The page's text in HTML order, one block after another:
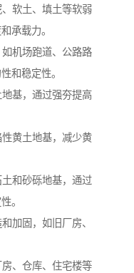
软土、填土等软弱
承载力。
机场跑道、公路路
和稳定性。
基，通过强夯提高
黄土地基，减少黄
和砂砾地基，通过
。
加固，如旧厂房、
、仓库、住宅楼等